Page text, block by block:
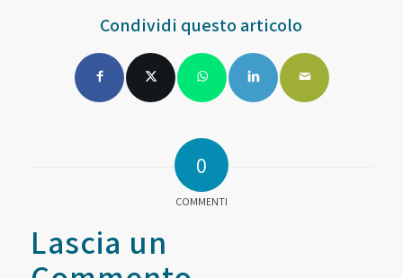
Condividi questo articolo
0
COMMENTI
Lascia un